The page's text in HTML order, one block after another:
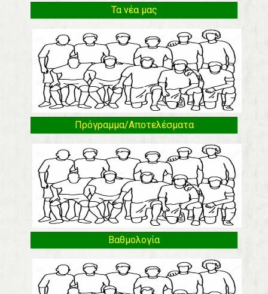
Τα νέα μας
Πρόγραμμα/Αποτελέσματα
Βαθμολογία